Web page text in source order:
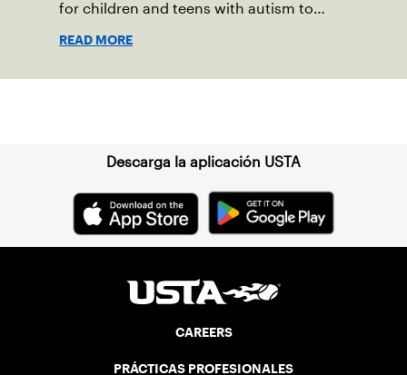
for children and teens with autism to
READ MORE
Descarga la aplicación USTA
CAREERS
PRÁCTICAS PROFESIONALES